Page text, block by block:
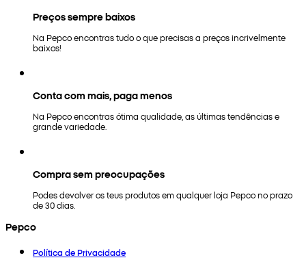
Preços sempre baixos
Na Pepco encontras tudo o que precisas a preços incrivelmente
baixos!
Conta com mais, paga menos
Na Pepco encontras ótima qualidade, as últimas tendências e
grande variedade.
Compra sem preocupações
Podes devolver os teus produtos em qualquer loja Pepco no prazo
de 30 dias.
Pepco
Política de Privacidade